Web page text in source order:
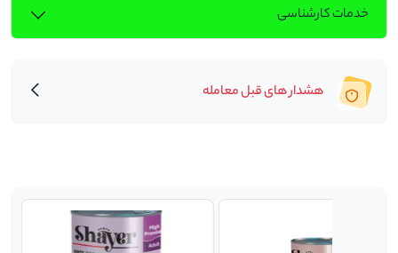
خدمات کارشناسی
هشدار های قبل معامله